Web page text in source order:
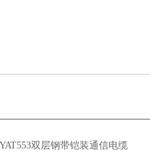
双层钢带铠装通信电缆